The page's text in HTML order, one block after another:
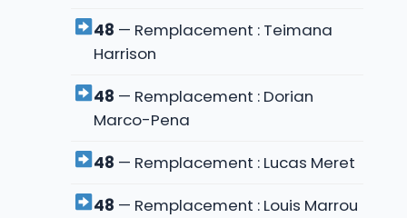
48 — Remplacement : Teimana
Harrison
48 — Remplacement : Dorian
Marco-Pena
48 — Remplacement : Lucas Meret
48 — Remplacement : Louis Marrou